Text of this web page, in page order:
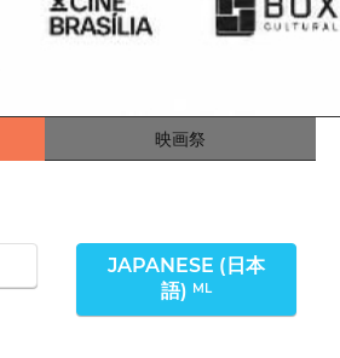
映画祭
JAPANESE (日本
語) ML